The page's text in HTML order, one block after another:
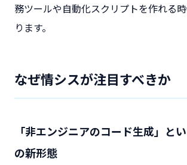
務ツールや自動化スクリプトを作れる
ります。
なぜ情シスが注目すべきか
「非エンジニアのコード生成」と
の新形態